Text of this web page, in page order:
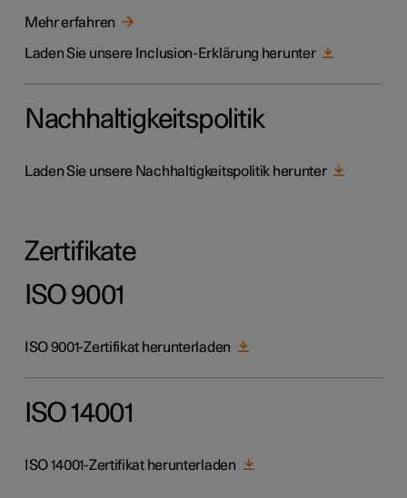
Mehr erfahren
Laden Sie unsere Inclusion-Erklärung herunter
Nachhaltigkeitspolitik
Laden Sie unsere Nachhaltigkeitspolitik herunter
Zertifikate
ISO 9001
ISO 9001-Zertifikat herunterladen
ISO 14001
ISO 14001-Zertifikat herunterladen